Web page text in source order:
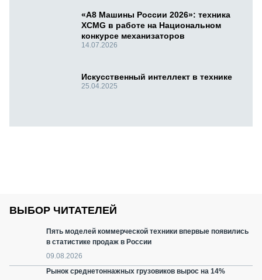
«А8 Машины России 2026»: техника
XCMG в работе на Национальном
конкурсе механизаторов
14.07.2026
Искусственный интеллект в технике
25.04.2025
ВЫБОР ЧИТАТЕЛЕЙ
Пять моделей коммерческой техники впервые появились
в статистике продаж в России
09.08.2026
Рынок среднетоннажных грузовиков вырос на 14%